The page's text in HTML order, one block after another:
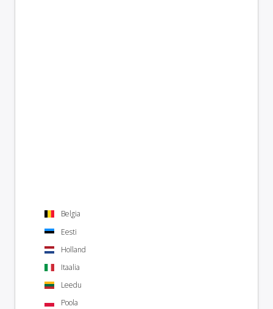
Belgia
Eesti
Holland
Itaalia
Leedu
Poola